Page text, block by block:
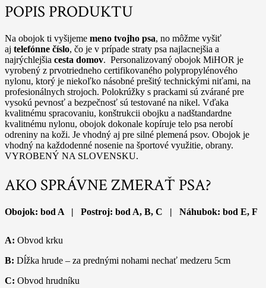
POPIS PRODUKTU
Na obojok ti vyšijeme meno tvojho psa, no môžme vyšiť
aj telefónne číslo, čo je v prípade straty psa najlacnejšia a
najrýchlejšia cesta domov. Personalizovaný obojok MiHOR je
vyrobený z prvotriedneho certifikovaného polypropylénového
nylonu, ktorý je niekoľko násobné prešitý technickými niťami, na
profesionálnych strojoch. Polokrúžky s prackami sú zvárané pre
vysokú pevnosť a bezpečnosť sú testované na nikel. Vďaka
kvalitnému spracovaniu, konštrukcii obojku a nadštandardne
kvalitnému nylonu, obojok dokonale kopíruje telo psa nerobí
odreniny na koži. Je vhodný aj pre silné plemená psov. Obojok je
vhodný na každodenné nosenie na športové využitie, obrany.
VYROBENÝ NA SLOVENSKU.
AKO SPRÁVNE ZMERAŤ PSA?
Obojok: bod A | Postroj: bod A, B, C | Náhubok: bod E, F
A: Obvod krku
B: Dĺžka hrude – za prednými nohami nechať medzeru 5cm
C: Obvod hrudníku